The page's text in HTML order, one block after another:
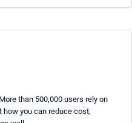
than 500,000 users rely on
how you can reduce cost,